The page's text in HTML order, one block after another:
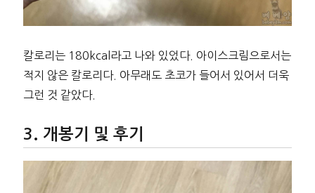
칼로리는 180kcal라고 나와 있었다. 아이스크림으로서는
적지 않은 칼로리다. 아무래도 초코가 들어서 있어서 더욱
그런 것 같았다.
개봉기 및 후기